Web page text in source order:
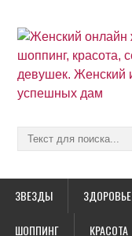
ЗВЕЗДЫ ЗДОРОВЬЕ
ШОППИНГ КРАСОТА